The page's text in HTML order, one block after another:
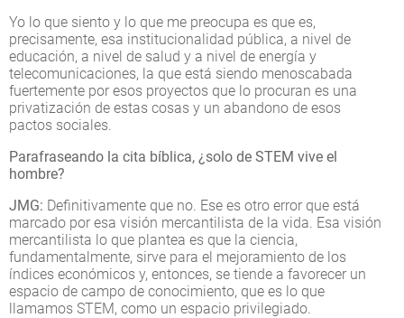
Yo lo que siento y lo que me preocupa es que es,
precisamente, esa institucionalidad pública, a nivel de
educación, a nivel de salud y a nivel de energía y
telecomunicaciones, la que está siendo menoscabada
fuertemente por esos proyectos que lo procuran es una
privatización de estas cosas y un abandono de esos
pactos sociales.
Parafraseando la cita bíblica, ¿solo de STEM vive el
hombre?
JMG: Definitivamente que no. Ese es otro error que está
marcado por esa visión mercantilista de la vida. Esa visión
mercantilista lo que plantea es que la ciencia,
fundamentalmente, sirve para el mejoramiento de los
índices económicos y, entonces, se tiende a favorecer un
espacio de campo de conocimiento, que es lo que
llamamos STEM, como un espacio privilegiado.